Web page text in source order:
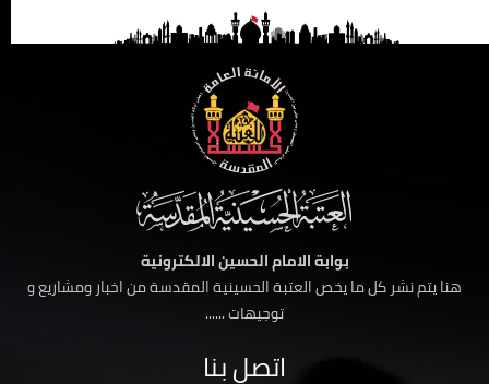
بوابة الامام الحسين الالكترونية
هنا يتم نشر كل ما يخص العتبة الحسينية المقدسة من اخبار ومشاريع و
توجيهات ......
اتصل بنا